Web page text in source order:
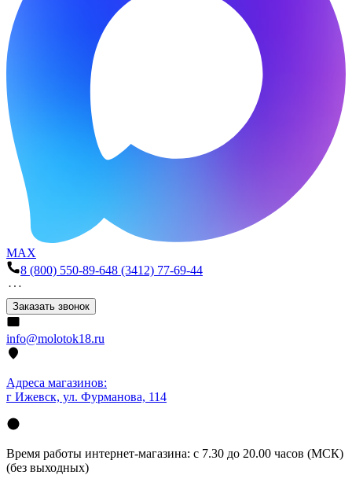
MAX
8 (800) 550-89-648 (3412) 77-69-44
Заказать звонок
info@molotok18.ru
Адреса магазинов:
г Ижевск, ул. Фурманова, 114
Время работы интернет-магазина: с 7.30 до 20.00 часов (МСК)
(без выходных)